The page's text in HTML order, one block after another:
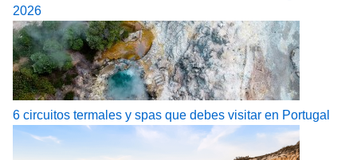
2026
6 circuitos termales y spas que debes visitar en Portugal